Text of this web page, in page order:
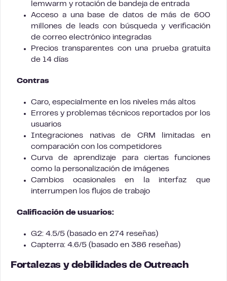
lemwarm y rotación de bandeja de entrada
Acceso a una base de datos de más de 600
millones de leads con búsqueda y verificación
de correo electrónico integradas
Precios transparentes con una prueba gratuita
de 14 días
Contras
Caro, especialmente en los niveles más altos
Errores y problemas técnicos reportados por los
usuarios
Integraciones nativas de CRM limitadas en
comparación con los competidores
Curva de aprendizaje para ciertas funciones
como la personalización de imágenes
Cambios ocasionales en la interfaz que
interrumpen los flujos de trabajo
Calificación de usuarios:
G2: 4.5/5 (basado en 274 reseñas)
Capterra: 4.6/5 (basado en 386 reseñas)
Fortalezas y debilidades de Outreach